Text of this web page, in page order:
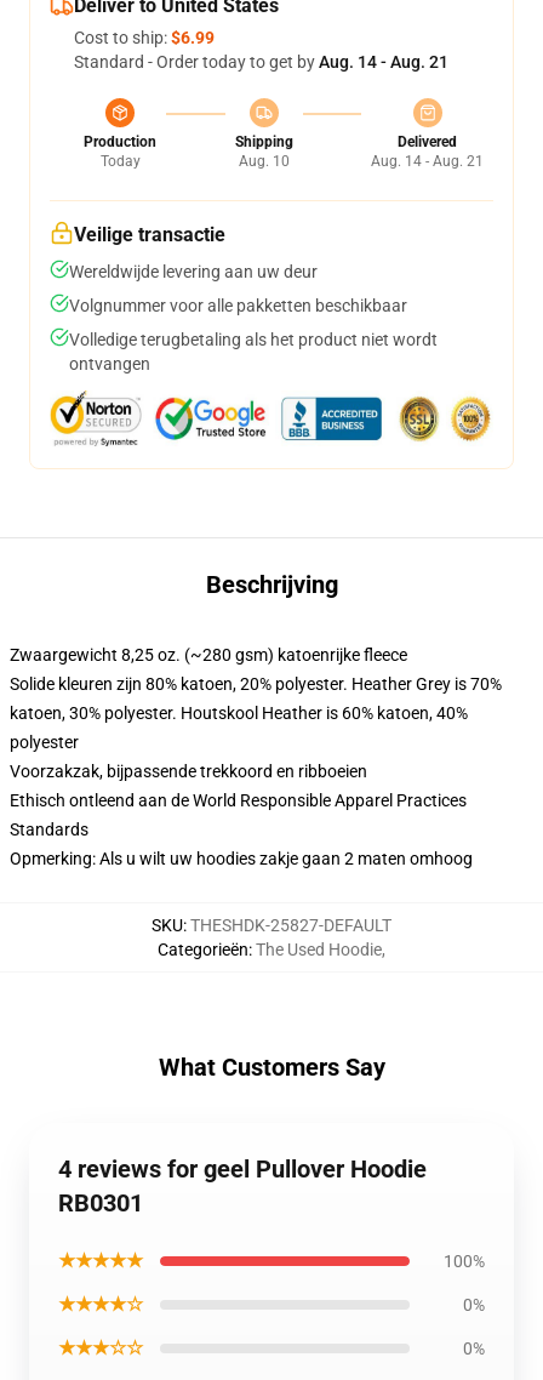
Deliver to United States
Cost to ship:$6.99
Standard - Order today to get byAug. 14 - Aug. 21
Production
Today
Shipping
Aug. 10
Delivered
Aug. 14 - Aug. 21
Veilige transactie
Wereldwijde levering aan uw deur
Volgnummer voor alle pakketten beschikbaar
Volledige terugbetaling als het product niet wordt
ontvangen
Beschrijving
Zwaargewicht 8,25 oz. (~280 gsm) katoenrijke fleece
Solide kleuren zijn 80% katoen, 20% polyester. Heather Grey is 70%
katoen, 30% polyester. Houtskool Heather is 60% katoen, 40%
polyester
Voorzakzak, bijpassende trekkoord en ribboeien
Ethisch ontleend aan de World Responsible Apparel Practices
Standards
Opmerking: Als u wilt uw hoodies zakje gaan 2 maten omhoog
SKU:THESHDK-25827-DEFAULT
Categorieën:The Used Hoodie,
What Customers Say
4 reviews for geel Pullover Hoodie
RB0301
★★★★★ 100%
★★★★☆ 0%
★★★☆☆ 0%